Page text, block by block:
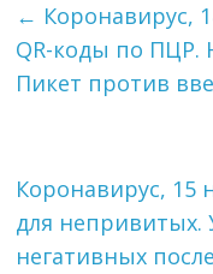
← Коронавирус,
QR-коды по ПЦР.
Пикет против
Коронавирус, 15
для непривитых.
негативных